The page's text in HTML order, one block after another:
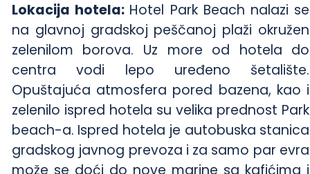
Lokacija hotela: Hotel Park Beach nalazi se
na glavnoj gradskoj peščanoj plaži okružen
zelenilom borova. Uz more od hotela do
centra vodi lepo uređeno šetalište.
Opuštajuća atmosfera pored bazena, kao i
zelenilo ispred hotela su velika prednost Park
beach-a. Ispred hotela je autobuska stanica
gradskog javnog prevoza i za samo par evra